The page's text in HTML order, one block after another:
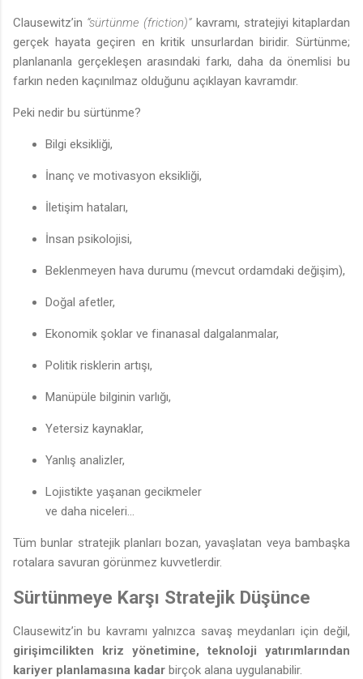
Clausewitz’in “sürtünme (friction)”kavramı, stratejiyi kitaplardan
gerçek hayata geçiren en kritik unsurlardan biridir. Sürtünme;
planlananla gerçekleşen arasındaki farkı, daha da önemlisi bu
farkın neden kaçınılmaz olduğunu açıklayan kavramdır.
Peki nedir bu sürtünme?
Bilgi eksikliği,
İnanç ve motivasyon eksikliği,
İletişim hataları,
İnsan psikolojisi,
Beklenmeyen hava durumu (mevcut ordamdaki değişim),
Doğal afetler,
Ekonomik şoklar ve finanasal dalgalanmalar,
Politik risklerin artışı,
Manüpüle bilginin varlığı,
Yetersiz kaynaklar,
Yanlış analizler,
Lojistikte yaşanan gecikmeler
ve daha niceleri…
Tüm bunlar stratejik planları bozan, yavaşlatan veya bambaşka
rotalara savuran görünmez kuvvetlerdir.
Sürtünmeye Karşı Stratejik Düşünce
Clausewitz’in bu kavramı yalnızca savaş meydanları için değil,
girişimcilikten kriz yönetimine, teknoloji yatırımlarından
kariyer planlamasına kadar birçok alana uygulanabilir.